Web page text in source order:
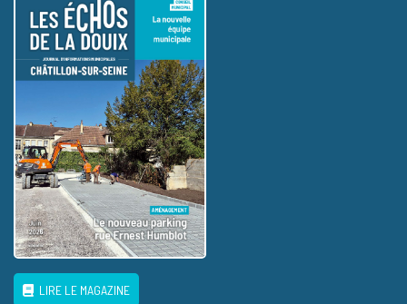
LIRE LE MAGAZINE